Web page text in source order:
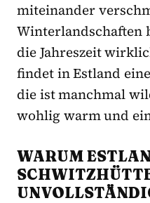
miteinander
Winterlandschaften
die Jahreszeit
findet in Estland
die ist manchmal
wohlig warm und
WARUM